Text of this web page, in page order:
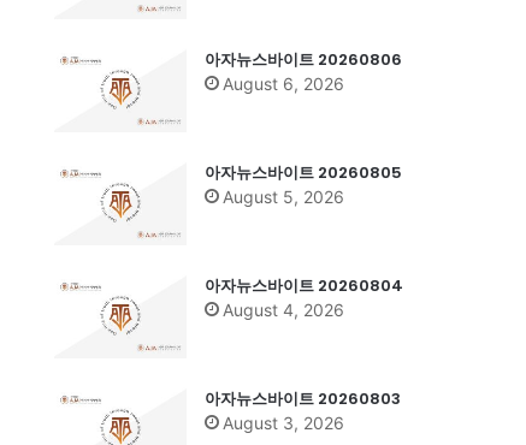
아자뉴스바이트 20260806
August 6, 2026
아자뉴스바이트 20260805
August 5, 2026
아자뉴스바이트 20260804
August 4, 2026
아자뉴스바이트 20260803
August 3, 2026